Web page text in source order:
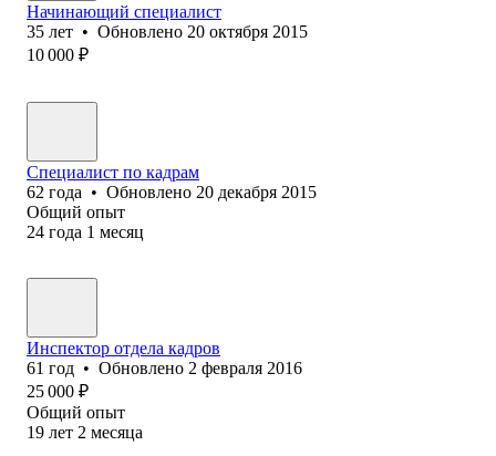
Начинающий специалист
35 лет • Обновлено 20 октября 2015
10 000 ₽
Специалист по кадрам
62 года • Обновлено 20 декабря 2015
Общий опыт
24 года 1 месяц
Инспектор отдела кадров
61 год • Обновлено 2 февраля 2016
25 000 ₽
Общий опыт
19 лет 2 месяца